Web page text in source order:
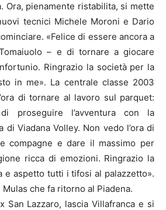
Ora, pienamente ristabilita, si mette
tecnici Michele Moroni e Dario
«Felice di essere ancora a
– e di tornare a giocare
Ringrazio la società per la
in me». La centrale classe 2003
di tornare al lavoro sul parquet:
proseguire l’avventura con la
di Viadana Volley. Non vedo l’ora di
compagne e dare il massimo per
ricca di emozioni. Ringrazio la
e aspetto tutti i tifosi al palazzetto».
che fa ritorno al Piadena.
San Lazzaro, lascia Villafranca e si